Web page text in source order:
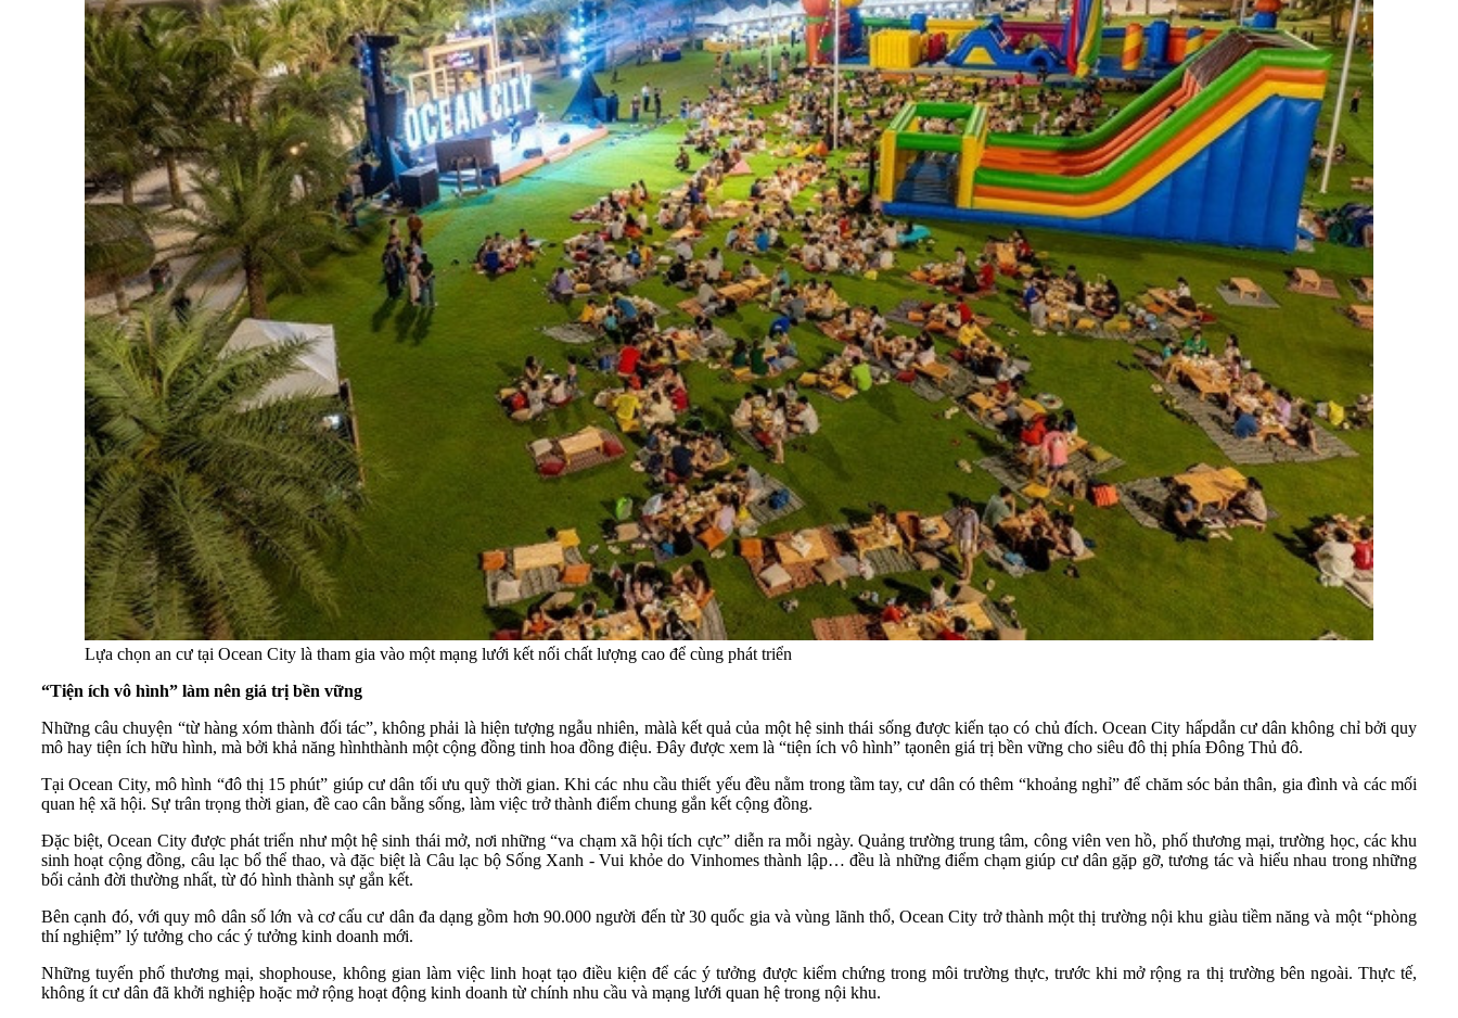
Lựa chọn an cư tại Ocean City là tham gia vào một mạng lưới kết nối chất lượng cao để cùng phát triển
“Tiện ích vô hình” làm nên giá trị bền vững
Những câu chuyện “từ hàng xóm thành đối tác”, không phải là hiện tượng ngẫu nhiên, màlà kết quả của một hệ sinh thái sống được kiến tạo có chủ đích. Ocean City hấpdẫn cư dân không chỉ bởi quy
mô hay tiện ích hữu hình, mà bởi khả năng hìnhthành một cộng đồng tinh hoa đồng điệu. Đây được xem là “tiện ích vô hình” tạonên giá trị bền vững cho siêu đô thị phía Đông Thủ đô.
Tại Ocean City, mô hình “đô thị 15 phút” giúp cư dân tối ưu quỹ thời gian. Khi các nhu cầu thiết yếu đều nằm trong tầm tay, cư dân có thêm “khoảng nghỉ” để chăm sóc bản thân, gia đình và các mối
quan hệ xã hội. Sự trân trọng thời gian, đề cao cân bằng sống, làm việc trở thành điểm chung gắn kết cộng đồng.
Đặc biệt, Ocean City được phát triển như một hệ sinh thái mở, nơi những “va chạm xã hội tích cực” diễn ra mỗi ngày. Quảng trường trung tâm, công viên ven hồ, phố thương mại, trường học, các khu
sinh hoạt cộng đồng, câu lạc bổ thể thao, và đặc biệt là Câu lạc bộ Sống Xanh - Vui khỏe do Vinhomes thành lập… đều là những điểm chạm giúp cư dân gặp gỡ, tương tác và hiểu nhau trong những
bối cảnh đời thường nhất, từ đó hình thành sự gắn kết.
Bên cạnh đó, với quy mô dân số lớn và cơ cấu cư dân đa dạng gồm hơn 90.000 người đến từ 30 quốc gia và vùng lãnh thổ, Ocean City trở thành một thị trường nội khu giàu tiềm năng và một “phòng
thí nghiệm” lý tưởng cho các ý tưởng kinh doanh mới.
Những tuyến phố thương mại, shophouse, không gian làm việc linh hoạt tạo điều kiện để các ý tưởng được kiểm chứng trong môi trường thực, trước khi mở rộng ra thị trường bên ngoài. Thực tế,
không ít cư dân đã khởi nghiệp hoặc mở rộng hoạt động kinh doanh từ chính nhu cầu và mạng lưới quan hệ trong nội khu.